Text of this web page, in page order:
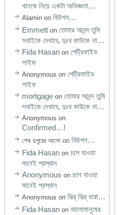
খানকে নিয়ে একটা অভিজ্ঞতা…
Alamin on বিউগল…
Emmett on তোমার আনন্দ তুমি
সবাইকে দেখাবে, দুঃখ কাউকে না…
Fida Hasan on পেট্রিফাইড
লাইফ
Anonymous on পেট্রিফাইড
লাইফ
mortgage on তোমার আনন্দ তুমি
সবাইকে দেখাবে, দুঃখ কাউকে না…
Anonymous on
Confirmed…!
শেষ দুপুরের আলো on বিউগল…
Fida Hasan on চলে যাওয়া
মানেই প্রস্থান
Anonymous on চলে যাওয়া
মানেই প্রস্থান
Anonymous on ঝির্‌ ঝির্‌ ধারা…
Fida Hasan on ভালোমানুষের